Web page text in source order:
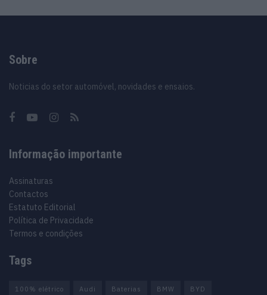
Sobre
Noticias do setor automóvel, novidades e ensaios.
Informação importante
Assinaturas
Contactos
Estatuto Editorial
Política de Privacidade
Termos e condições
Tags
100% elétrico Audi Baterias BMW BYD